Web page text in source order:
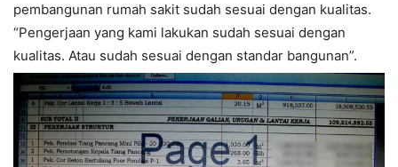
pembangunan rumah sakit sudah sesuai dengan kualitas.
“Pengerjaan yang kami lakukan sudah sesuai dengan
kualitas. Atau sudah sesuai dengan standar bangunan”.